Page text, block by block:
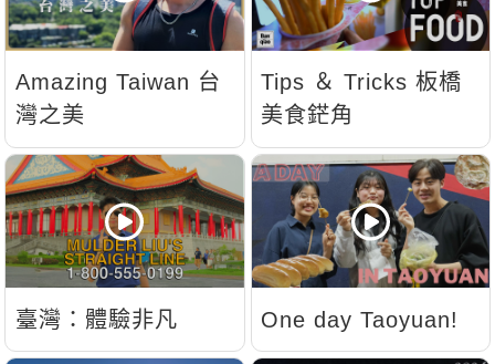
Amazing Taiwan 台
灣之美
Tips ＆ Tricks 板橋
美食鋩角
臺灣：體驗非凡 One day Taoyuan!